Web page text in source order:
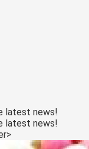
latest news!
latest news!